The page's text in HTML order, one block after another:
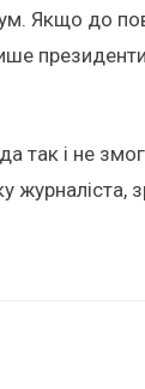
Якщо до
і не